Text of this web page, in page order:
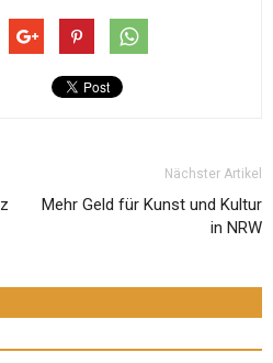
Nächster Artikel
Mehr Geld für Kunst und Kultur
in NRW